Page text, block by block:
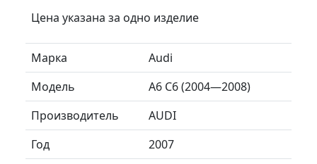
Цена указана за одно изделие
Марка
Audi
Модель
A6 C6 (2004—2008)
Производитель
AUDI
Год
2007